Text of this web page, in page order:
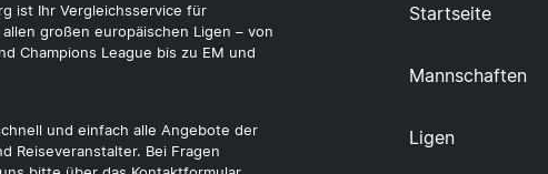
ist Ihr Vergleichsservice für
großen europäischen Ligen – von
Champions League bis zu EM und
und einfach alle Angebote der
Reiseveranstalter. Bei Fragen
Startseite
Mannschaften
Ligen